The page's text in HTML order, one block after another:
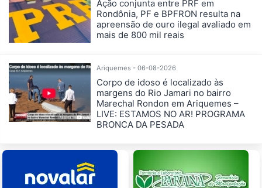
Ação conjunta entre PRF em
Rondônia, PF e BPFRON resulta na
apreensão de ouro ilegal avaliado em
mais de 800 mil reais
Ariquemes - 06-08-2026
Corpo de idoso é localizado às
margens do Rio Jamari no bairro
Marechal Rondon em Ariquemes –
LIVE: ESTAMOS NO AR! PROGRAMA
BRONCA DA PESADA